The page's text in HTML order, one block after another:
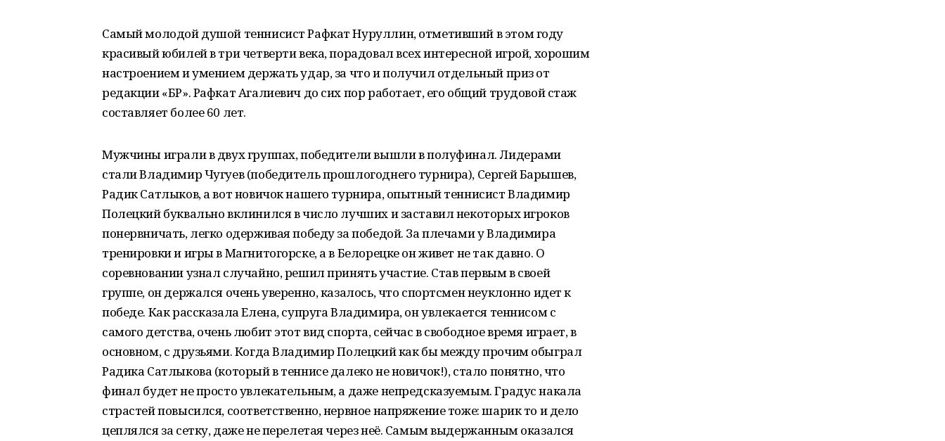
Самый молодой душой теннисист Рафкат Нуруллин, отметивший в этом году
красивый юбилей в три четверти века, порадовал всех интересной игрой, хорошим
настроением и умением держать удар, за что и получил отдельный приз от
редакции «БР». Рафкат Агалиевич до сих пор работает, его общий трудовой стаж
составляет более 60 лет.
Мужчины играли в двух группах, победители вышли в полуфинал. Лидерами
стали Владимир Чугуев (победитель прошлогоднего турнира), Сергей Барышев,
Радик Сатлыков, а вот новичок нашего турнира, опытный теннисист Владимир
Полецкий буквально вклинился в число лучших и заставил некоторых игроков
понервничать, легко одерживая победу за победой. За плечами у Владимира
тренировки и игры в Магнитогорске, а в Белорецке он живет не так давно. О
соревновании узнал случайно, решил принять участие. Став первым в своей
группе, он держался очень уверенно, казалось, что спортсмен неуклонно идет к
победе. Как рассказала Елена, супруга Владимира, он увлекается теннисом с
самого детства, очень любит этот вид спорта, сейчас в свободное время играет, в
основном, с друзьями. Когда Владимир Полецкий как бы между прочим обыграл
Радика Сатлыкова (который в теннисе далеко не новичок!), стало понятно, что
финал будет не просто увлекательным, а даже непредсказуемым. Градус накала
страстей повысился, соответственно, нервное напряжение тоже: шарик то и дело
цеплялся за сетку, даже не перелетая через неё. Самым выдержанным оказался